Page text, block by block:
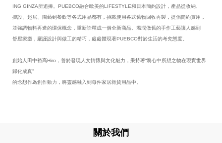
ING GINZA所追捧。PUEBCO融合歐美的LIFESTYLE和日本簡約設計，產品從收納、
擺設、起居、園藝到餐飲等各式用品都有，挑戰使用各式舊物回收再製，提倡簡約實用，
並強調物料再造的環保概念，重新詮釋成一個全新商品。溫潤做舊的手作工藝讓人感到
舒壓療癒，嚴謹設計與做工的精巧，處處體現著PUEBCO對於生活的考究態度。
創始人田中裕高Hiro，善於發現人文情懷與文化魅力，秉持著“將心中所想之物在現實世界
歸化成真”
的念想作為創作動力，將靈感融入到每件家居雜貨用品中。
關於我們